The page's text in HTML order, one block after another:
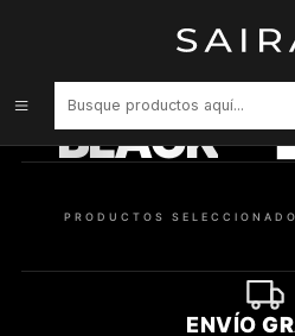
BLACK
PRODUCTOS
ENVÍO